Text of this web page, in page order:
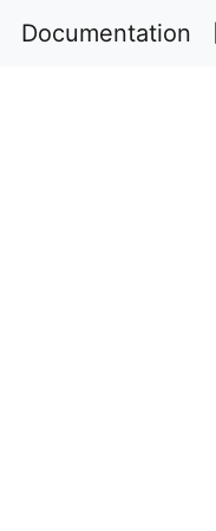
Documentation